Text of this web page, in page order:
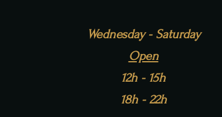
Wednesday - Saturday
Open
12h - 15h
18h - 22h